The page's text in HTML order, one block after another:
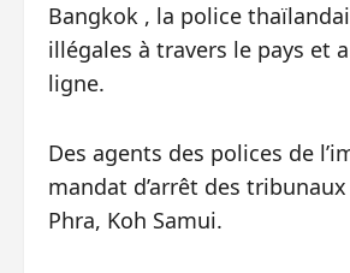
Bangkok , la police
illégales à travers le pays et
ligne.
Des agents des polices de
mandat d’arrêt des
Phra, Koh Samui.